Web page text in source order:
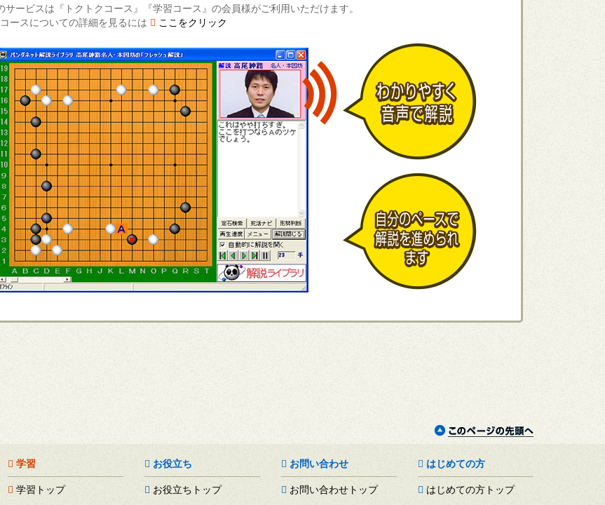
サービスは『トクトクコース』『学習コース』の会員様がご利用いただけます。
ースについての詳細を見るには
ここをクリック
学習
学習トップ
お役立ち
お役立ちトップ
お問い合わせ
お問い合わせトップ
はじめての方
はじめての方トップ